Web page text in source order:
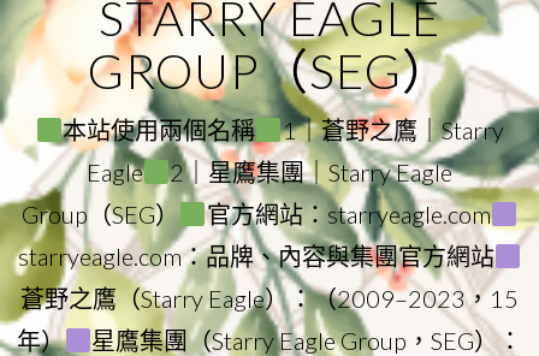
STARRY EAGLE
GROUP（SEG）
本站使用兩個名稱
1｜蒼野之鷹｜Starry
Eagle
2｜星鷹集團｜Starry Eagle
Group（SEG）
官方網站：starryeagle.com
starryeagle.com：品牌、內容與集團官方網站
蒼野之鷹（Starry Eagle）：（2009–2023，15
年）
星鷹集團（Starry Eagle Group，SEG）：